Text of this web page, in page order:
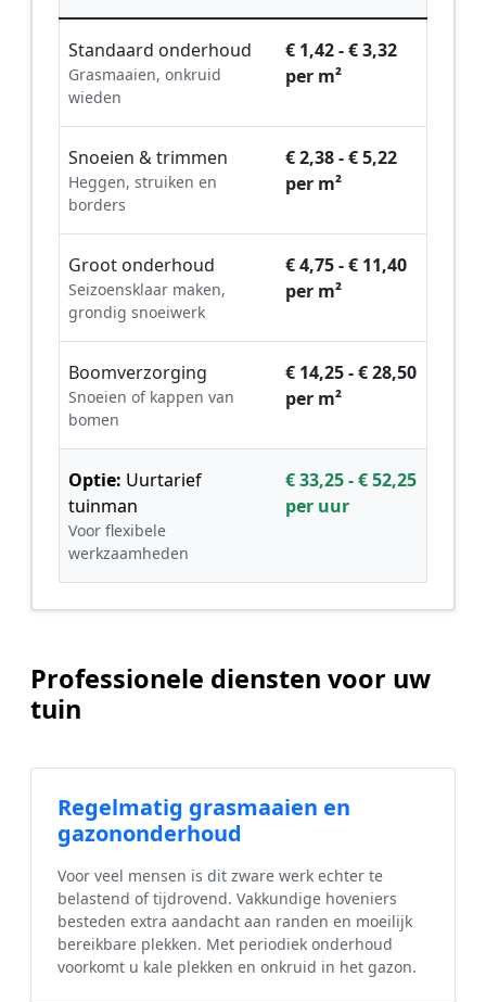
Standaard onderhoud
Grasmaaien, onkruid
wieden
€ 1,42 - € 3,32
per m²
Snoeien & trimmen
Heggen, struiken en
borders
€ 2,38 - € 5,22
per m²
Groot onderhoud
Seizoensklaar maken,
grondig snoeiwerk
€ 4,75 - € 11,40
per m²
Boomverzorging
Snoeien of kappen van
bomen
€ 14,25 - € 28,50
per m²
Optie: Uurtarief
tuinman
Voor flexibele
werkzaamheden
€ 33,25 - € 52,25
per uur
Professionele diensten voor uw
tuin
Regelmatig grasmaaien en
gazononderhoud
Voor veel mensen is dit zware werk echter te
belastend of tijdrovend. Vakkundige hoveniers
besteden extra aandacht aan randen en moeilijk
bereikbare plekken. Met periodiek onderhoud
voorkomt u kale plekken en onkruid in het gazon.